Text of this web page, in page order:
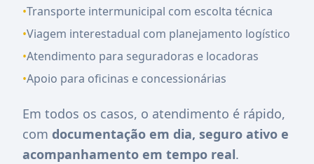
•Transporte intermunicipal com escolta técnica
•Viagem interestadual com planejamento logístico
•Atendimento para seguradoras e locadoras
•Apoio para oficinas e concessionárias
Em todos os casos, o atendimento é rápido,
com documentação em dia, seguro ativo e
acompanhamento em tempo real.